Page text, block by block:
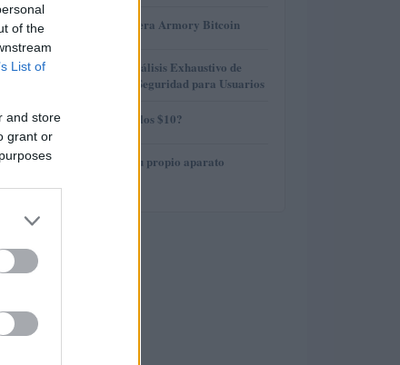
of the
List of
and store
grant or
2 Revisión de billetera Armory Bitcoin
3
Gana Crédito: Análisis Exhaustivo de
Funcionalidad y Seguridad para Usuarios
4 ¿AMP alcanzará los $10?
5 Cómo construir tu propio aparato